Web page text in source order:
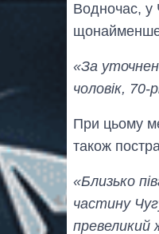
Водночас, у
«За
чоловік, 70-
При цьому
також
«Близько
частину
превеликий